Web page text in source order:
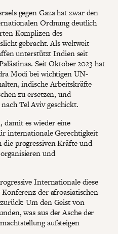
gegen Gaza hat zwar den
Ordnung deutlich
Komplizen des
gebracht. Als weltweit
unterstützt Indien seit
Seit Oktober 2023 hat
Modi bei wichtigen UN-
indische Arbeitskräfte
zu ersetzen, und
Tel Aviv geschickt.
damit es wieder eine
internationale Gerechtigkeit
progressiven Kräfte und
und
Internationale diese
der afroasiatischen
Um den Geist von
was aus der Asche der
aufsteigen